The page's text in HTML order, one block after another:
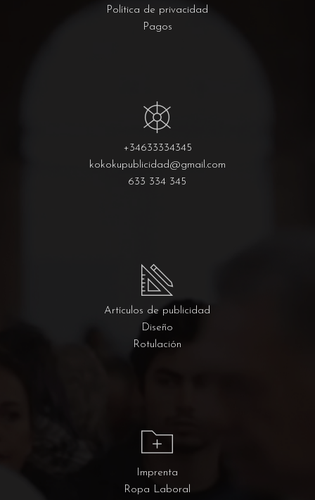
Política de privacidad
Pagos
+34633334345
kokokupublicidad@gmail.com
633 334 345
Artículos de publicidad
Diseño
Rotulación
Imprenta
Ropa Laboral